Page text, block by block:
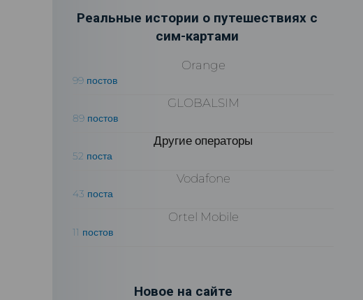
Реальные истории о путешествиях с
сим-картами
Orange
99 постов
GLOBALSIM
89 постов
Другие операторы
52 поста
Vodafone
43 поста
Ortel Mobile
11 постов
Новое на сайте